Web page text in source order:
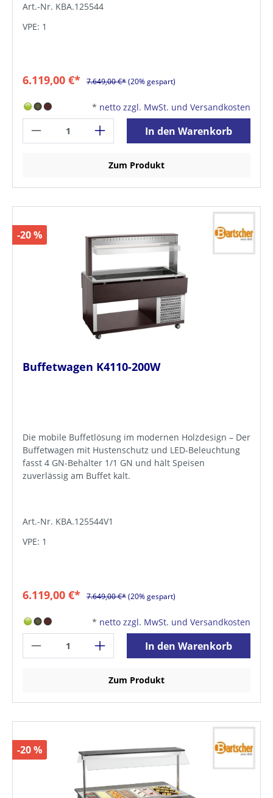
Art.-Nr. KBA.125544
VPE: 1
6.119,00 €* 7.649,00 €*(20% gespart)
* netto zzgl. MwSt. und Versandkosten
In den Warenkorb
Zum Produkt
-20 %
Buffetwagen K4110-200W
Die mobile Buffetlösung im modernen Holzdesign – Der
Buffetwagen mit Hustenschutz und LED-Beleuchtung
fasst 4 GN-Behälter 1/1 GN und hält Speisen
zuverlässig am Buffet kalt.
Art.-Nr. KBA.125544V1
VPE: 1
6.119,00 €* 7.649,00 €*(20% gespart)
* netto zzgl. MwSt. und Versandkosten
In den Warenkorb
Zum Produkt
-20 %